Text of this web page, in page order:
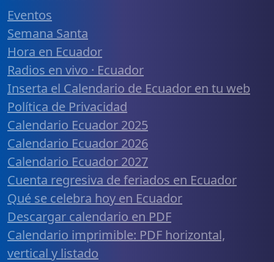
Eventos
Semana Santa
Hora en Ecuador
Radios en vivo · Ecuador
Inserta el Calendario de Ecuador en tu web
Política de Privacidad
Calendario Ecuador 2025
Calendario Ecuador 2026
Calendario Ecuador 2027
Cuenta regresiva de feriados en Ecuador
Qué se celebra hoy en Ecuador
Descargar calendario en PDF
Calendario imprimible: PDF horizontal,
vertical y listado